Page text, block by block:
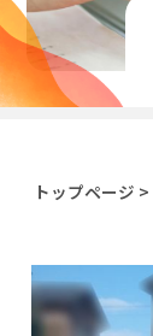
トップページ >